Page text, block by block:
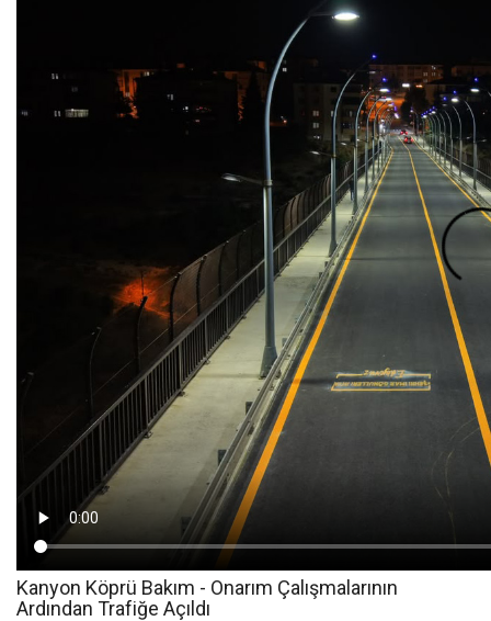
Kanyon Köprü Bakım - Onarım Çalışmalarının
Ardından Trafiğe Açıldı